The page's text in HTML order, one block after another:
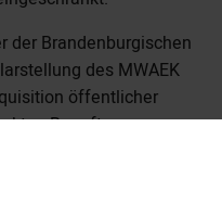
der Brandenburgischen
des MWAEK
öffentlicher
Beauftragung –